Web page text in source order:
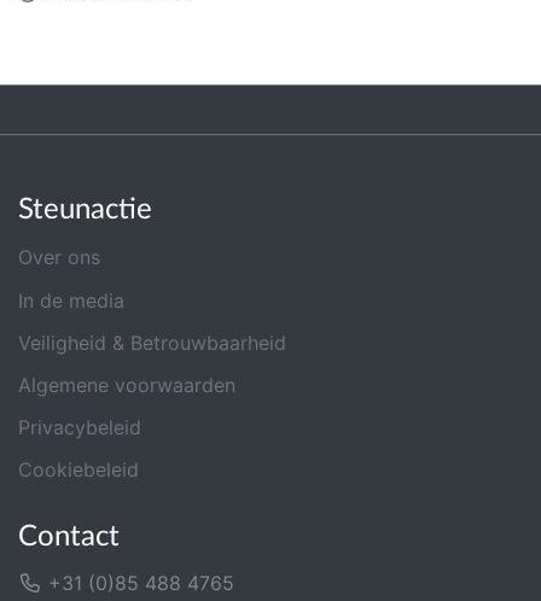
Steunactie
Over ons
In de media
Veiligheid & Betrouwbaarheid
Algemene voorwaarden
Privacybeleid
Cookiebeleid
Contact
+31 (0)85 488 4765